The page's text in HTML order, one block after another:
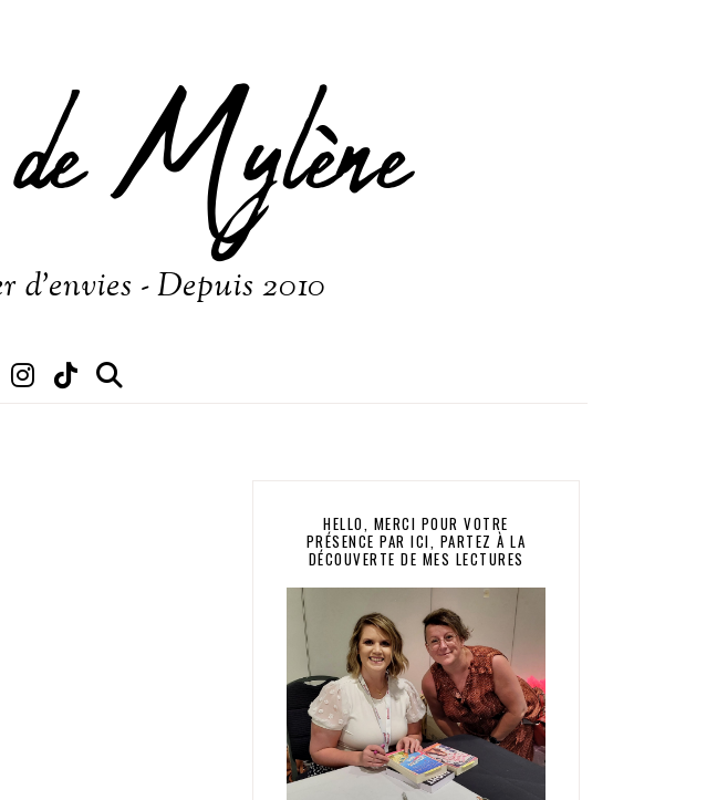
Mylène
- Depuis 2010
HELLO, MERCI POUR VOTRE
PRÉSENCE PAR ICI, PARTEZ À LA
DÉCOUVERTE DE MES LECTURES